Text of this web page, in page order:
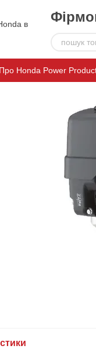
Про Honda Power